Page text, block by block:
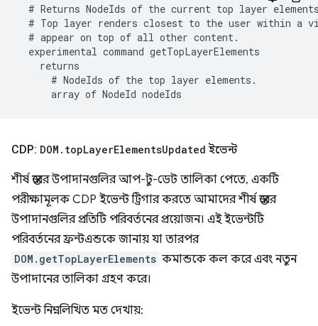
CDP: DOM . topLayerElementsUpdated ইভেন্ট
শীর্ষ স্তরের উপাদানগুলির আপ-টু-ডেট তালিকা পেতে, একটি
পরীক্ষামূলক CDP ইভেন্ট ট্রিগার করতে আমাদের শীর্ষ স্তরের
উপাদানগুলির প্রতিটি পরিবর্তনের প্রয়োজন। এই ইভেন্টটি
পরিবর্তনের ফ্রন্টএন্ডকে জানায় যা তারপর
DOM.getTopLayerElements কমান্ডকে কল করে এবং নতুন
উপাদানের তালিকা গ্রহণ করে।
ইভেন্ট নিম্নলিখিত মত দেখায়: